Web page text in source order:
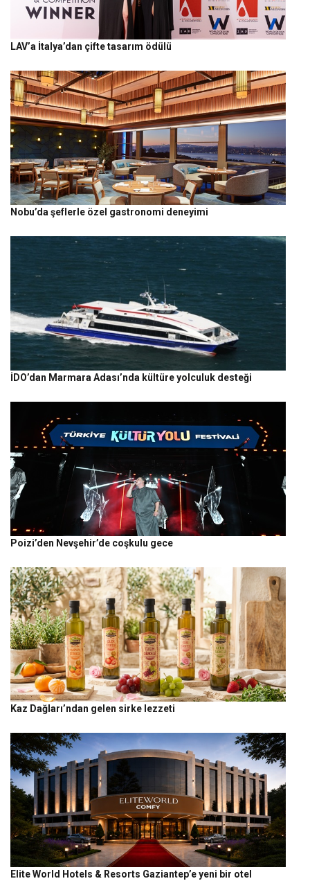
LAV’a İtalya’dan çifte tasarım ödülü
Nobu’da şeflerle özel gastronomi deneyimi
İDO’dan Marmara Adası’nda kültüre yolculuk desteği
Poizi’den Nevşehir’de coşkulu gece
Kaz Dağları’ndan gelen sirke lezzeti
Elite World Hotels & Resorts Gaziantep’e yeni bir otel